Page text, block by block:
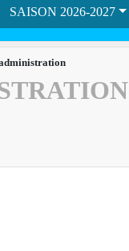
SAISON 2026-2027